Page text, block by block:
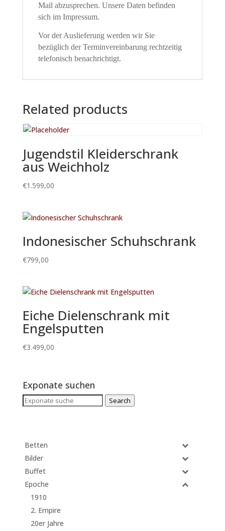
Mail abzusprechen. Unsere Daten befinden
sich im Impressum.
Vor der Auslieferung werden wir Sie
bezüglich der Terminvereinbarung rechtzeitig
telefonisch benachrichtigt.
Related products
Jugendstil Kleiderschrank
aus Weichholz
€1.599,00
Indonesischer Schuhschrank
€799,00
Eiche Dielenschrank mit
Engelsputten
€3.499,00
Exponate suchen
Search
Search
Betten
Bilder
Buffet
Epoche
1910
2. Empire
20er Jahre